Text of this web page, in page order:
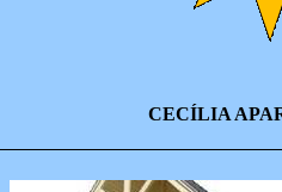
CECÍLIA